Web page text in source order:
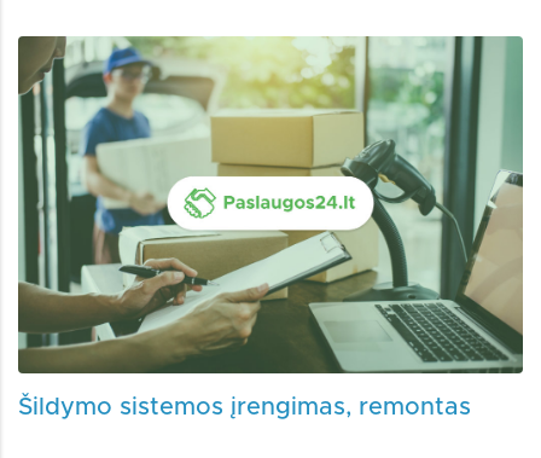
Šildymo sistemos įrengimas, remontas